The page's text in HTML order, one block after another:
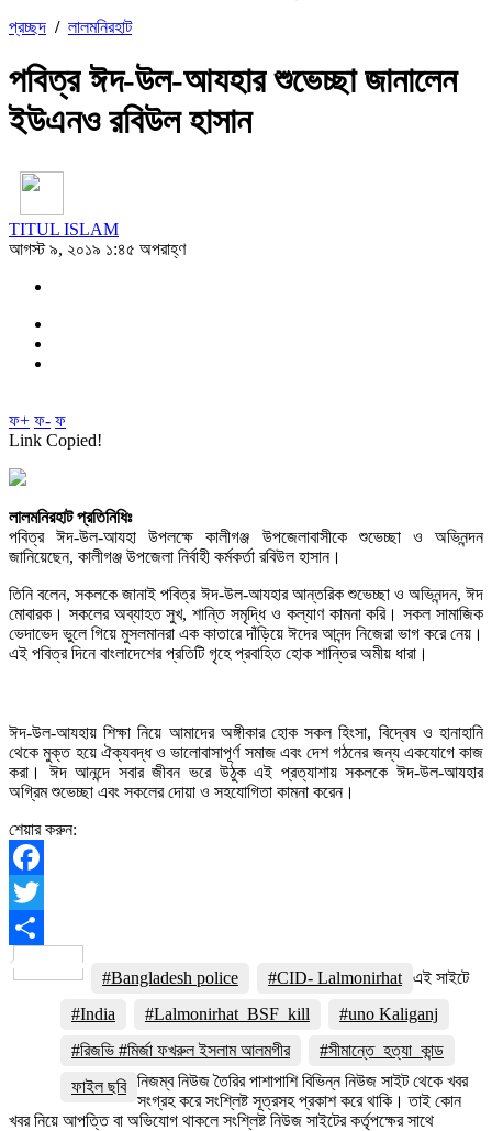
প্রচ্ছদ / লালমনিরহাট
পবিত্র ঈদ-উল-আযহার শুভেচ্ছা জানালেন
ইউএনও রবিউল হাসান
TITUL ISLAM
আগস্ট ৯, ২০১৯ ১:৪৫ অপরাহ্ণ
ফ+ ফ- ফ
Link Copied!
লালমনিরহাট প্রতিনিধিঃ
পবিত্র ঈদ-উল-আযহা উপলক্ষে কালীগঞ্জ উপজেলাবাসীকে শুভেচ্ছা ও অভিনন্দন
জানিয়েছেন, কালীগঞ্জ উপজেলা নির্বাহী কর্মকর্তা রবিউল হাসান।
তিনি বলেন, সকলকে জানাই পবিত্র ঈদ-উল-আযহার আন্তরিক শুভেচ্ছা ও অভিনন্দন, ঈদ
মোবারক। সকলের অব্যাহত সুখ, শান্তি সমৃদ্ধি ও কল্যাণ কামনা করি। সকল সামাজিক
ভেদাভেদ ভুলে গিয়ে মুসলমানরা এক কাতারে দাঁড়িয়ে ঈদের আনন্দ নিজেরা ভাগ করে নেয়।
এই পবিত্র দিনে বাংলাদেশের প্রতিটি গৃহে প্রবাহিত হোক শান্তির অমীয় ধারা।
ঈদ-উল-আযহায় শিক্ষা নিয়ে আমাদের অঙ্গীকার হোক সকল হিংসা, বিদ্বেষ ও হানাহানি
থেকে মুক্ত হয়ে ঐক্যবদ্ধ ও ভালোবাসাপূর্ণ সমাজ এবং দেশ গঠনের জন্য একযোগে কাজ
করা। ঈদ আনন্দে সবার জীবন ভরে উঠুক এই প্রত্যাশায় সকলকে ঈদ-উল-আযহার
অগ্রিম শুভেচ্ছা এবং সকলের দোয়া ও সহযোগিতা কামনা করেন।
শেয়ার করুন:
Facebook
Twitter
#Bangladesh police
#CID- Lalmonirhat
#India
#Lalmonirhat_BSF_kill
#uno Kaliganj
#রিজভি #মির্জা ফখরুল ইসলাম আলমগীর
#সীমান্তে_হত্যা_কান্ড
ফাইল ছবি
এই সাইটে
নিজম্ব নিউজ তৈরির পাশাপাশি বিভিন্ন নিউজ সাইট থেকে খবর
সংগ্রহ করে সংশ্লিষ্ট সূত্রসহ প্রকাশ করে থাকি। তাই কোন
খবর নিয়ে আপত্তি বা অভিযোগ থাকলে সংশ্লিষ্ট নিউজ সাইটের কর্তৃপক্ষের সাথে